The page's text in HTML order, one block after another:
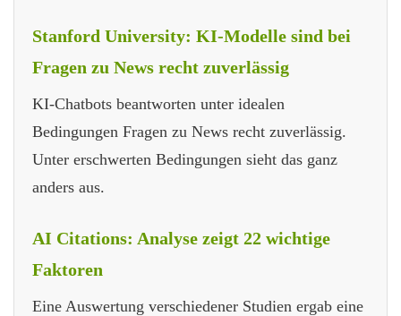
Stanford University: KI-Modelle sind bei
Fragen zu News recht zuverlässig
KI-Chatbots beantworten unter idealen
Bedingungen Fragen zu News recht zuverlässig.
Unter erschwerten Bedingungen sieht das ganz
anders aus.
AI Citations: Analyse zeigt 22 wichtige
Faktoren
Eine Auswertung verschiedener Studien ergab eine